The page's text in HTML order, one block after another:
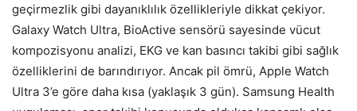
geçirmezlik gibi dayanıklılık özellikleriyle dikkat çekiyor.
Galaxy Watch Ultra, BioActive sensörü sayesinde vücut
kompozisyonu analizi, EKG ve kan basıncı takibi gibi sağlık
özelliklerini de barındırıyor. Ancak pil ömrü, Apple Watch
Ultra 3’e göre daha kısa (yaklaşık 3 gün). Samsung Health